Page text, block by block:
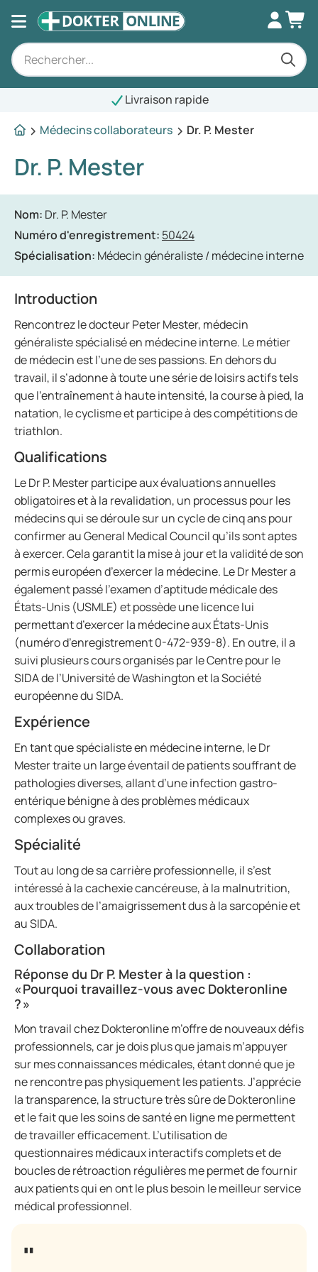
Livraison rapide
Médecins collaborateurs
Dr. P. Mester
Dr. P. Mester
Nom: Dr. P. Mester
Numéro d'enregistrement: 50424
Spécialisation: Médecin généraliste / médecine interne
Introduction
Rencontrez le docteur Peter Mester, médecin
généraliste spécialisé en médecine interne. Le métier
de médecin est l’une de ses passions. En dehors du
travail, il s’adonne à toute une série de loisirs actifs tels
que l’entraînement à haute intensité, la course à pied, la
natation, le cyclisme et participe à des compétitions de
triathlon.
Qualifications
Le Dr P. Mester participe aux évaluations annuelles
obligatoires et à la revalidation, un processus pour les
médecins qui se déroule sur un cycle de cinq ans pour
confirmer au General Medical Council qu’ils sont aptes
à exercer. Cela garantit la mise à jour et la validité de son
permis européen d’exercer la médecine. Le Dr Mester a
également passé l’examen d’aptitude médicale des
États-Unis (USMLE) et possède une licence lui
permettant d’exercer la médecine aux États-Unis
(numéro d’enregistrement 0-472-939-8). En outre, il a
suivi plusieurs cours organisés par le Centre pour le
SIDA de l’Université de Washington et la Société
européenne du SIDA.
Expérience
En tant que spécialiste en médecine interne, le Dr
Mester traite un large éventail de patients souffrant de
pathologies diverses, allant d’une infection gastro-
entérique bénigne à des problèmes médicaux
complexes ou graves.
Spécialité
Tout au long de sa carrière professionnelle, il s’est
intéressé à la cachexie cancéreuse, à la malnutrition,
aux troubles de l’amaigrissement dus à la sarcopénie et
au SIDA.
Collaboration
Réponse du Dr P. Mester à la question :
« Pourquoi travaillez-vous avec Dokteronline
? »
Mon travail chez Dokteronline m’offre de nouveaux défis
professionnels, car je dois plus que jamais m’appuyer
sur mes connaissances médicales, étant donné que je
ne rencontre pas physiquement les patients. J’apprécie
la transparence, la structure très sûre de Dokteronline
et le fait que les soins de santé en ligne me permettent
de travailler efficacement. L’utilisation de
questionnaires médicaux interactifs complets et de
boucles de rétroaction régulières me permet de fournir
aux patients qui en ont le plus besoin le meilleur service
médical professionnel.